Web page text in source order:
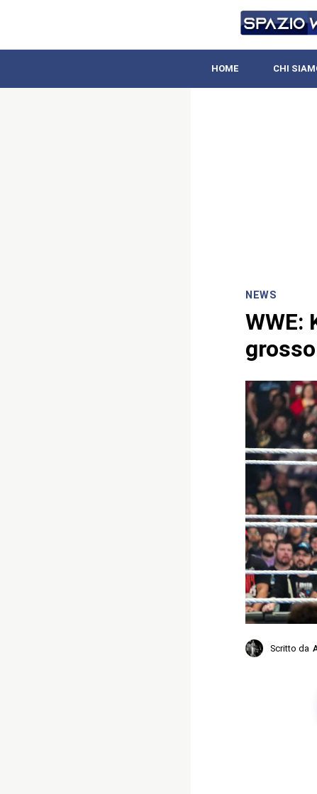
HOME CHI
NEWS
WWE:
grosso
Scritto da